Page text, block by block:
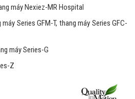
máy Nexiez-MR Hospital
Series GFM-T, thang máy Series GFC-
máy Series-G
Z